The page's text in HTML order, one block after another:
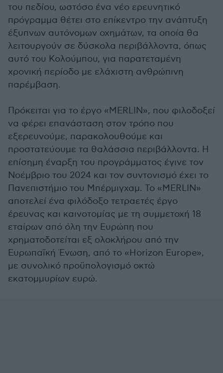
του πεδίου, ωστόσο ένα νέο ερευνητικό
πρόγραμμα θέτει στο επίκεντρο την ανάπτυξη
έξυπνων αυτόνομων οχημάτων, τα οποία θα
λειτουργούν σε δύσκολα περιβάλλοντα, όπως
αυτό του Κολούμπου, για παρατεταμένη
χρονική περίοδο με ελάχιστη ανθρώπινη
παρέμβαση.
Πρόκειται για το έργο «MERLIN», που φιλοδοξεί
να φέρει επανάσταση στον τρόπο που
εξερευνούμε, παρακολουθούμε και
προστατεύουμε τα θαλάσσια περιβάλλοντα. Η
επίσημη έναρξη του προγράμματος έγινε τον
Νοέμβριο του 2024 και τον συντονισμό έχει το
Πανεπιστήμιο του Μπέρμιγχαμ. Το «MERLIN»
αποτελεί ένα φιλόδοξο τετραετές έργο
έρευνας και καινοτομίας με τη συμμετοχή 18
εταίρων από όλη την Ευρώπη που
χρηματοδοτείται εξ ολοκλήρου από την
Ευρωπαϊκή Ένωση, από το «Horizon Europe»,
με συνολικό προϋπολογισμό οκτώ
εκατομμυρίων ευρώ.